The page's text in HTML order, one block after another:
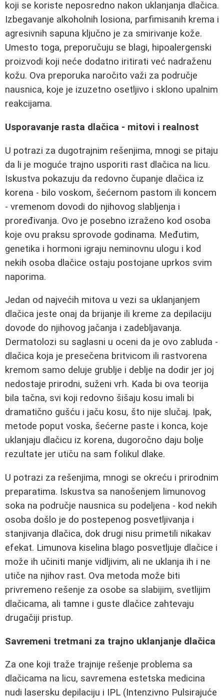
koji se koriste neposredno nakon uklanjanja dlačica.
Izbegavanje alkoholnih losiona, parfimisanih krema i
agresivnih sapuna ključno je za smirivanje kože.
Umesto toga, preporučuju se blagi, hipoalergenski
proizvodi koji neće dodatno iritirati već nadraženu
kožu. Ova preporuka naročito važi za područje
nausnica, koje je izuzetno osetljivo i sklono upalnim
reakcijama.
Usporavanje rasta dlačica - mitovi i realnost
U potrazi za dugotrajnim rešenjima, mnogi se pitaju
da li je moguće trajno usporiti rast dlačica na licu.
Iskustva pokazuju da redovno čupanje dlačica iz
korena - bilo voskom, šećernom pastom ili koncem
- vremenom dovodi do njihovog slabljenja i
proređivanja. Ovo je posebno izraženo kod osoba
koje ovu praksu sprovode godinama. Međutim,
genetika i hormoni igraju neminovnu ulogu i kod
nekih osoba dlačice ostaju postojane uprkos svim
naporima.
Jedan od najvećih mitova u vezi sa uklanjanjem
dlačica jeste onaj da brijanje ili kreme za depilaciju
dovode do njihovog jačanja i zadebljavanja.
Dermatolozi su saglasni u oceni da je ovo zabluda -
dlačica koja je presečena britvicom ili rastvorena
kremom samo deluje grublje i deblje na dodir jer joj
nedostaje prirodni, suženi vrh. Kada bi ova teorija
bila tačna, svi koji redovno šišaju kosu imali bi
dramatično gušću i jaču kosu, što nije slučaj. Ipak,
metode poput voska, šećerne paste i konca, koje
uklanjaju dlačicu iz korena, dugoročno daju bolje
rezultate jer utiču na sam folikul dlake.
U potrazi za rešenjima, mnogi se okreću i prirodnim
preparatima. Iskustva sa nanošenjem limunovog
soka na područje nausnica su podeljena - kod nekih
osoba došlo je do postepenog posvetljivanja i
stanjivanja dlačica, dok drugi nisu primetili nikakav
efekat. Limunova kiselina blago posvetljuje dlačice i
može ih učiniti manje vidljivim, ali ne uklanja ih i ne
utiče na njihov rast. Ova metoda može biti
privremeno rešenje za osobe sa slabijim, svetlijim
dlačicama, ali tamne i guste dlačice zahtevaju
drugačiji pristup.
Savremeni tretmani za trajno uklanjanje dlačica
Za one koji traže trajnije rešenje problema sa
dlačicama na licu, savremena estetska medicina
nudi lasersku depilaciju i IPL (Intenzivno Pulsirajuće